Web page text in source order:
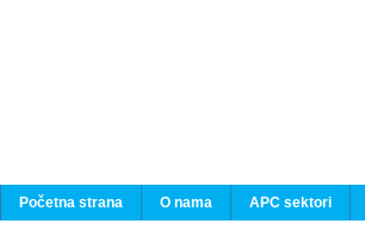
Početna strana O nama APC sektori